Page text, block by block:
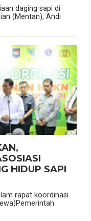
daging sapi di
(Mentan), Andi
HIDUP SAPI
rapat koordinasi